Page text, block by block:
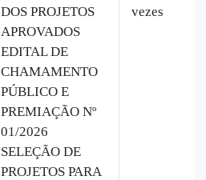
DOS PROJETOS
APROVADOS
EDITAL DE
CHAMAMENTO
PÚBLICO E
PREMIAÇÃO Nº
01/2026
SELEÇÃO DE
PROJETOS PARA
vezes